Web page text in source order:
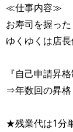
≪仕事内容≫
お寿司を握っ
ゆくゆくは店長
『自己申請昇
⇒年数回の昇格
★残業代は1分